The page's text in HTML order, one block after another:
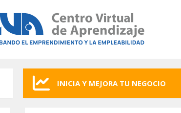
INICIA Y MEJORA TU NEGOCIO